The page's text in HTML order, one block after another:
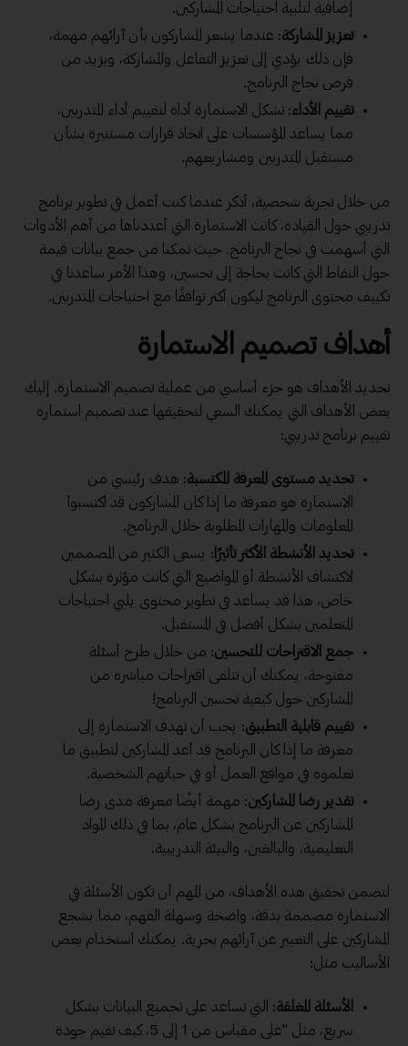
إضافية لتلبية احتياجات المشاركين.
تعزيز المشاركة: عندما يشعر المشاركون بأن آرائهم مهمة،
فإن ذلك يؤدي إلى تعزيز التفاعل والمشاركة، ويزيد من
فرص نجاح البرنامج.
تقييم الأداء: تشكل الاستمارة أداة لتقييم أداء المتدربين،
مما يساعد المؤسسات على اتخاذ قرارات مستنيرة بشأن
مستقبل المتدربين ومشاريعهم.
من خلال تجربة شخصية، أذكر عندما كنت أعمل في تطوير برنامج
تدريبي حول القيادة، كانت الاستمارة التي أعددناها من أهم الأدوات
التي أسهمت في نجاح البرنامج. حيث تمكنا من جمع بيانات قيمة
حول النقاط التي كانت بحاجة إلى تحسين، وهذا الأمر ساعدنا في
تكييف محتوى البرنامج ليكون أكثر توافقًا مع احتياجات المتدربين.
أهداف تصميم الاستمارة
تحديد الأهداف هو جزء أساسي من عملية تصميم الاستمارة. إليك
بعض الأهداف التي يمكنك السعي لتحقيقها عند تصميم استمارة
تقييم برنامج تدريبي:
تحديد مستوى المعرفة المكتسبة: هدف رئيسي من
الاستمارة هو معرفة ما إذا كان المشاركون قد اكتسبوا
المعلومات والمهارات المطلوبة خلال البرنامج.
تحديد الأنشطة الأكثر تأثيرًا : يسعى الكثير من المصممين
لاكتشاف الأنشطة أو المواضيع التي كانت مؤثرة بشكل
خاص، هذا قد يساعد في تطوير محتوى يلبي احتياجات
المتعلمين بشكل أفضل في المستقبل.
جمع الاقتراحات للتحسين: من خلال طرح أسئلة
مفتوحة، يمكنك أن تتلقى اقتراحات مباشرة من
المشاركين حول كيفية تحسين البرنامج!
تقييم قابلية التطبيق: يجب أن تهدف الاستمارة إلى
معرفة ما إذا كان البرنامج قد أعد المشاركين لتطبيق ما
تعلموه في مواقع العمل أو في حياتهم الشخصية.
تقدير رضا المشاركين: مهمة أيضًا معرفة مدى رضا
المشاركين عن البرنامج بشكل عام، بما في ذلك المواد
التعليمية، والبالغين، والبيئة التدريبية.
لتضمن تحقيق هذه الأهداف، من المهم أن تكون الأسئلة في
الاستمارة مصممة بدقة، واضحة وسهلة الفهم، مما يشجع
المشاركين على التعبير عن آرائهم بحرية. يمكنك استخدام بعض
الأساليب مثل:
الأسئلة المغلقة: التي تساعد على تجميع البيانات بشكل
سريع، مثل "على مقياس من 1 إلى 5، كيف تقيم جودة